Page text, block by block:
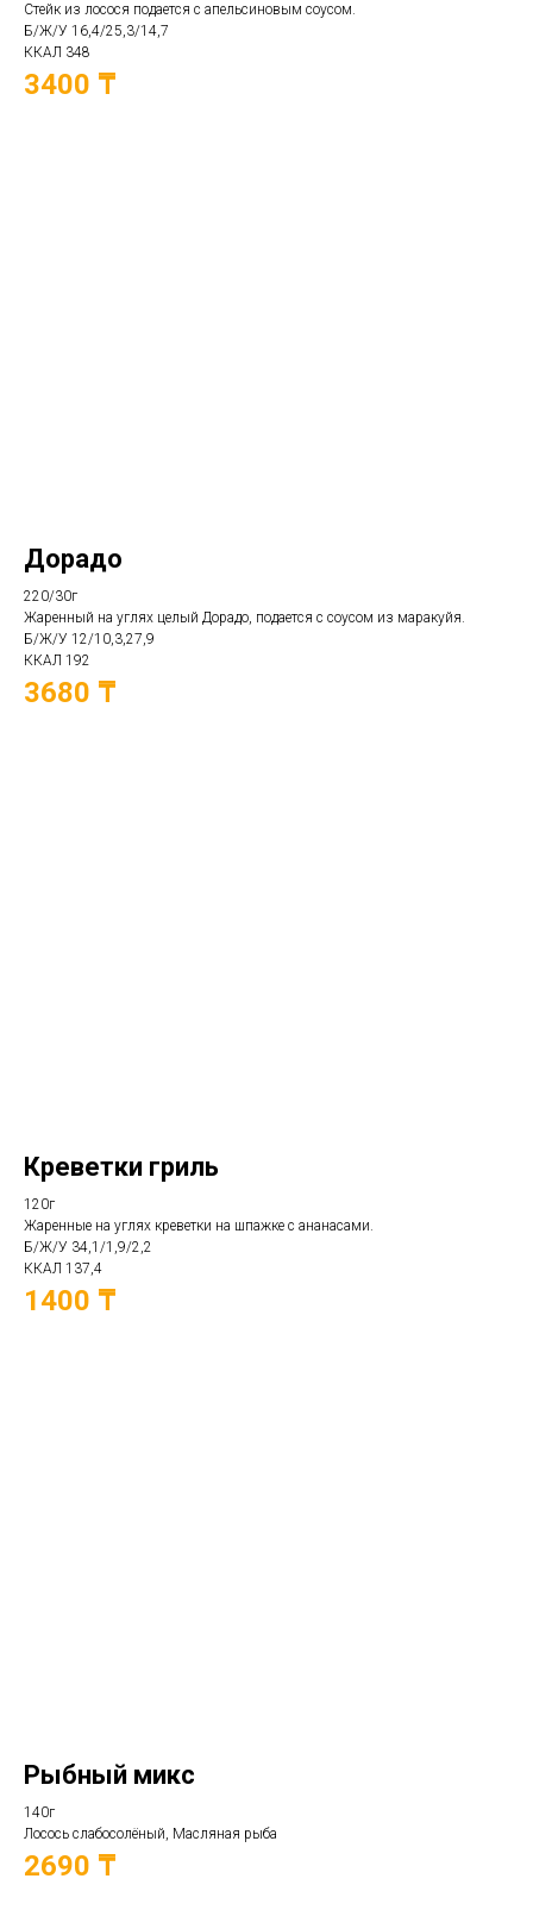
Стейк из лосося подается с апельсиновым соусом.
Б/Ж/У 16,4/25,3/14,7
ККАЛ 348
3400 ₸
Дорадо
220/30г
Жаренный на углях целый Дорадо, подается с соусом из маракуйя.
Б/Ж/У 12/10,3,27,9
ККАЛ 192
3680 ₸
Креветки гриль
120г
Жаренные на углях креветки на шпажке с ананасами.
Б/Ж/У 34,1/1,9/2,2
ККАЛ 137,4
1400 ₸
Рыбный микс
140г
Лосось слабосолёный, Масляная рыба
2690 ₸